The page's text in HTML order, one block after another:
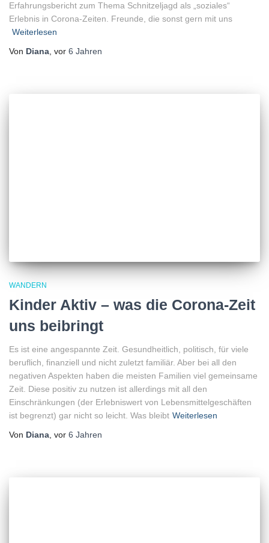
Erfahrungsbericht zum Thema Schnitzeljagd als „soziales“
Erlebnis in Corona-Zeiten. Freunde, die sonst gern mit uns
Weiterlesen
Von Diana , vor 6 Jahren
WANDERN
Kinder Aktiv – was die Corona-Zeit
uns beibringt
Es ist eine angespannte Zeit. Gesundheitlich, politisch, für viele
beruflich, finanziell und nicht zuletzt familiär. Aber bei all den
negativen Aspekten haben die meisten Familien viel gemeinsame
Zeit. Diese positiv zu nutzen ist allerdings mit all den
Einschränkungen (der Erlebniswert von Lebensmittelgeschäften
ist begrenzt) gar nicht so leicht. Was bleibt Weiterlesen
Von Diana , vor 6 Jahren